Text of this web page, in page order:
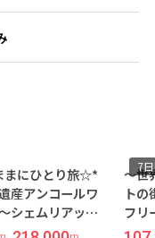
にひとり旅☆*
産アンコールワ
シェムリアッ
プラン！日本語
～世
ト
フリ
ーケ
7